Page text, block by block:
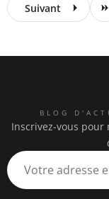
Suivant
BLOG
Inscrivez-vous